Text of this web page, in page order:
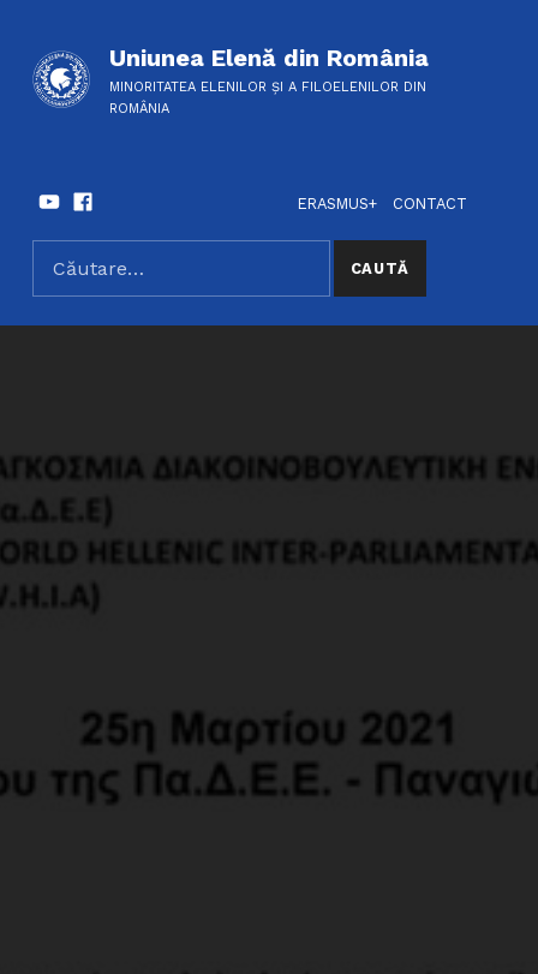
Uniunea Elenă din România
MINORITATEA ELENILOR ȘI A FILOELENILOR DIN
ROMÂNIA
SOCIAL LINKS
YoutubeFacebook
ERASMUS+
CONTACT
SEARCH THE SITE
Caută după: